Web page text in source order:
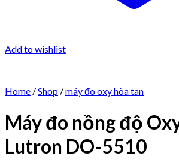
Add to wishlist
Home /Shop /máy đo oxy hòa tan
Máy đo nồng độ
Lutron DO-5510